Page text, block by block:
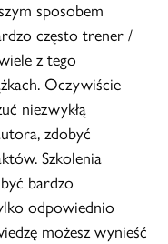
sposobem
często trener /
z tego
Oczywiście
niezwykłą
zdobyć
Szkolenia
bardzo
odpowiednio
możesz wynieść